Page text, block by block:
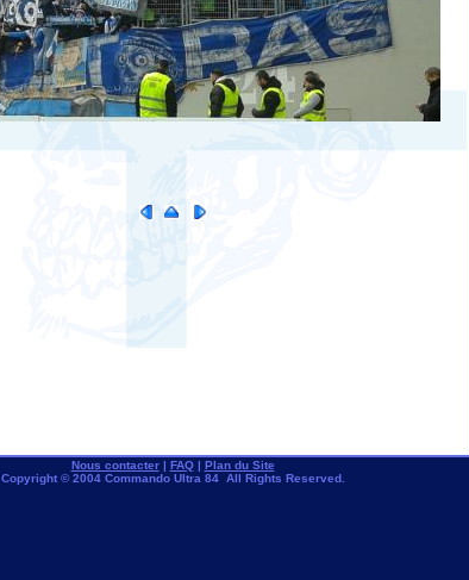
Nous contacter| FAQ| Plan du Site
Copyright © 2004 Commando Ultra 84 All Rights Reserved.